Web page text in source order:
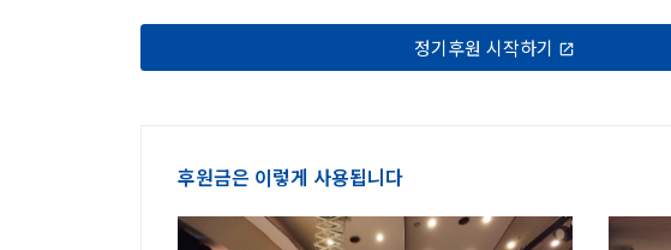
정기후원 시작하기 launch
후원금은 이렇게 사용됩니다